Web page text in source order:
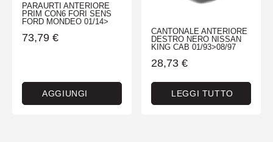
PARAURTI ANTERIORE
PRIM CON6 FORI SENS
FORD MONDEO 01/14>
73,79 €
AGGIUNGI
CANTONALE ANTERIORE
DESTRO NERO NISSAN
KING CAB 01/93>08/97
28,73 €
LEGGI TUTTO